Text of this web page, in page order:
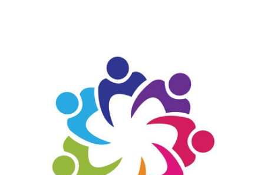
Vigier Activités Nautiques : Franck Duffau Dès 10 ans Le
mercredi de 13h30 à 18h Entraînements : Centre
nautique du Moulin Blanc Tennis de table : Eric MORIZUR
Le mercredi de 13h30 à 15h30 Entraînements : PLM
Sanquer Activités adulte Tennis de table : Eric MORIZUR
Le mardi et vendredi de 14h00 à 17h00 Entraînements :
PLM Sanquer Gymnastique : Sport adapté : vendredi 16h
17h15 Renforcement musculaire : lundi – 19h à 20h Gym
entretien : mardi – 9h à 10h Fit training : jeudi – 20h à